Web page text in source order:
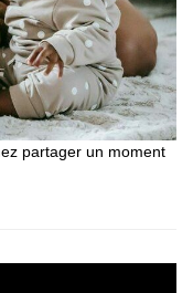
partager un moment